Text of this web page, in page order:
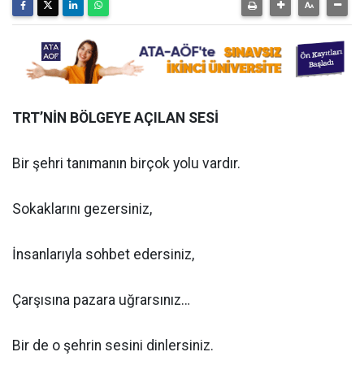
TRT’NİN BÖLGEYE AÇILAN SESİ
Bir şehri tanımanın birçok yolu vardır.
Sokaklarını gezersiniz,
İnsanlarıyla sohbet edersiniz,
Çarşısına pazara uğrarsınız…
Bir de o şehrin sesini dinlersiniz.